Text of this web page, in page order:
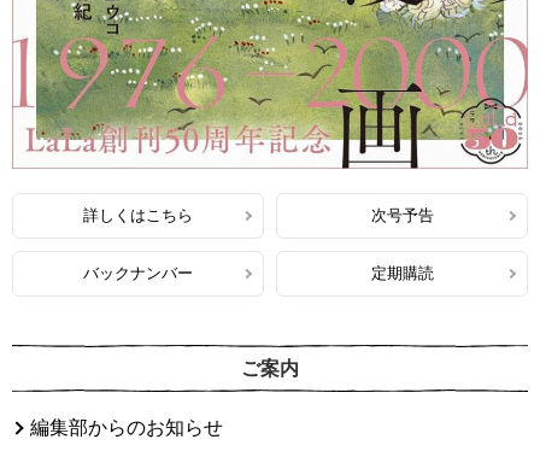
詳しくはこちら 次号予告
バックナンバー 定期購読
ご案内
編集部からのお知らせ